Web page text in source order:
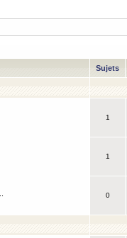
Sujets
1
1
0